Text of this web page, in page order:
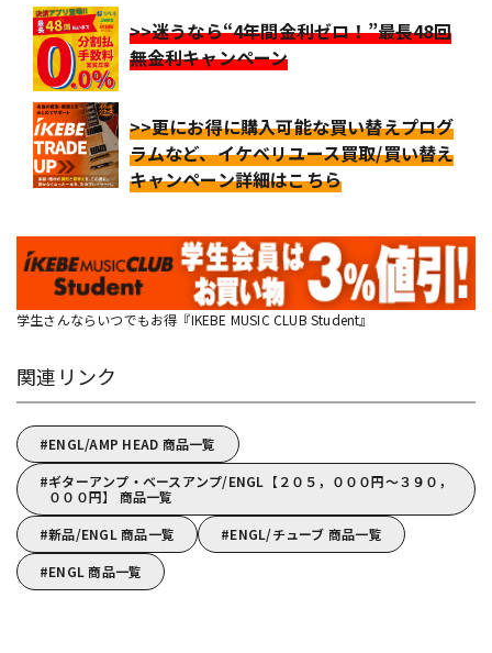
>>迷うなら“4年間金利ゼロ！”最長48回
無金利キャンペーン
>>更にお得に購入可能な買い替えプログ
ラムなど、イケベリユース買取/買い替え
キャンペーン詳細はこちら
学生さんならいつでもお得『IKEBE MUSIC CLUB Student』
関連リンク
ENGL/AMP HEAD 商品一覧
ギターアンプ・ベースアンプ/ENGL【２０５，０００円～３９０，
０００円】 商品一覧
新品/ENGL 商品一覧
ENGL/チューブ 商品一覧
ENGL 商品一覧